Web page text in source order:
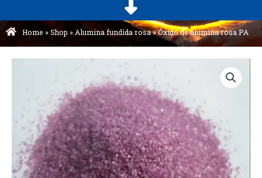
Home »Shop »Alumina fundida rosa»Óxido de alumina rosa PA